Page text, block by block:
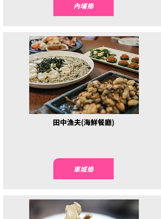
內埔鄉
田中漁夫(海鮮餐廳)
車城鄉